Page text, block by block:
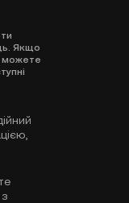
Якщо
можете